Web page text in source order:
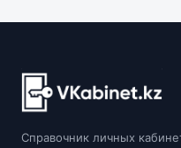
Справочник личных